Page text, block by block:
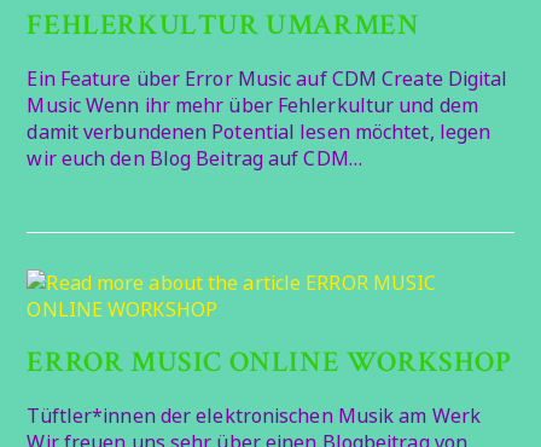
FEHLERKULTUR UMARMEN
Ein Feature über Error Music auf CDM Create Digital
Music Wenn ihr mehr über Fehlerkultur und dem
damit verbundenen Potential lesen möchtet, legen
wir euch den Blog Beitrag auf CDM…
ERROR MUSIC ONLINE WORKSHOP
Tüftler*innen der elektronischen Musik am Werk